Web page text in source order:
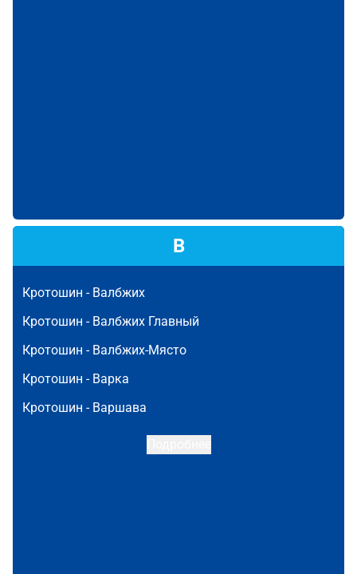
В
Кротошин - Валбжих
Кротошин - Валбжих Главный
Кротошин - Валбжих-Място
Кротошин - Варка
Кротошин - Варшава